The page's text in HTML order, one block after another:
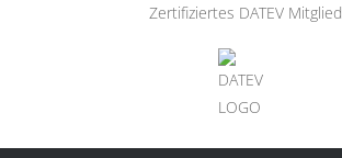
Zertifiziertes DATEV Mitglied